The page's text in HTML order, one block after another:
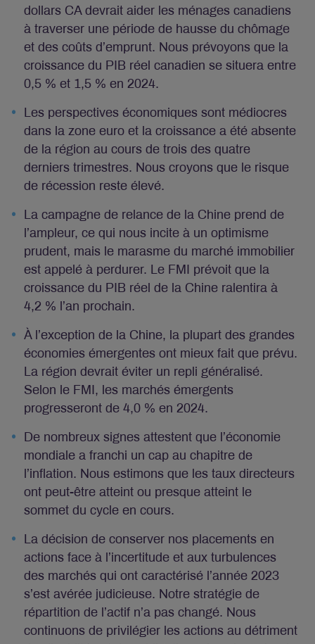
dollars CA devrait aider les ménages canadiens
à traverser une période de hausse du chômage
et des coûts d’emprunt. Nous prévoyons que la
croissance du PIB réel canadien se situera entre
0,5 % et 1,5 % en 2024.
Les perspectives économiques sont médiocres
dans la zone euro et la croissance a été absente
de la région au cours de trois des quatre
derniers trimestres. Nous croyons que le risque
de récession reste élevé.
La campagne de relance de la Chine prend de
l’ampleur, ce qui nous incite à un optimisme
prudent, mais le marasme du marché immobilier
est appelé à perdurer. Le FMI prévoit que la
croissance du PIB réel de la Chine ralentira à
4,2 % l’an prochain.
À l’exception de la Chine, la plupart des grandes
économies émergentes ont mieux fait que prévu.
La région devrait éviter un repli généralisé.
Selon le FMI, les marchés émergents
progresseront de 4,0 % en 2024.
De nombreux signes attestent que l’économie
mondiale a franchi un cap au chapitre de
l’inflation. Nous estimons que les taux directeurs
ont peut-être atteint ou presque atteint le
sommet du cycle en cours.
La décision de conserver nos placements en
actions face à l’incertitude et aux turbulences
des marchés qui ont caractérisé l’année 2023
s’est avérée judicieuse. Notre stratégie de
répartition de l’actif n’a pas changé. Nous
continuons de privilégier les actions au détriment